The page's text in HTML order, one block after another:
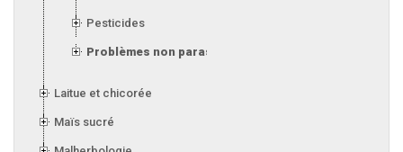
Pesticides
Problèmes non parasitaires
Laitue et chicorée
Maïs sucré